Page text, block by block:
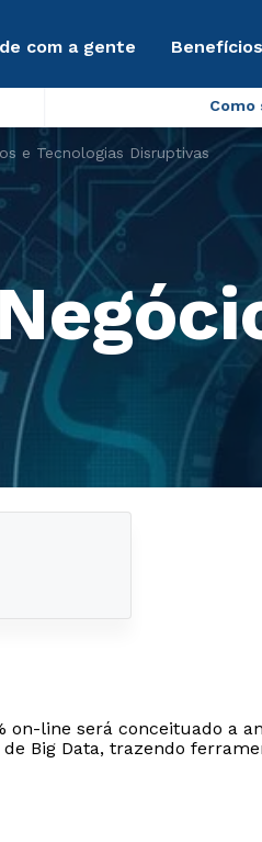
com a gente Benefícios
Como
e Tecnologias Disruptivas
on-line será conceituado a
Big Data, trazendo